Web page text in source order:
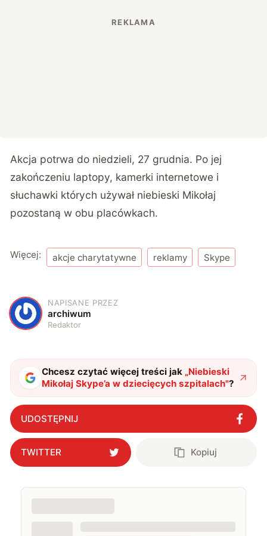
Akcja potrwa do niedzieli, 27 grudnia. Po jej
zakończeniu laptopy, kamerki internetowe i
słuchawki których używał niebieski Mikołaj
pozostaną w obu placówkach.
Więcej: akcje charytatywne reklamy Skype
A
NAPISANE PRZEZ
archiwum
Redaktor
Chcesz czytać więcej treści jak „Niebieski
Mikołaj Skype’a w dziecięcych szpitalach"?
UDOSTĘPNIJ
TWITTER Kopiuj